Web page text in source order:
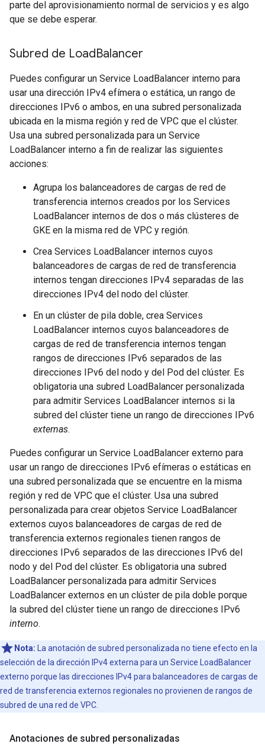
parte del aprovisionamiento normal de servicios y es algo
que se debe esperar.
Subred de LoadBalancer
Puedes configurar un Service LoadBalancer interno para
usar una dirección IPv4 efímera o estática, un rango de
direcciones IPv6 o ambos, en una subred personalizada
ubicada en la misma región y red de VPC que el clúster.
Usa una subred personalizada para un Service
LoadBalancer interno a fin de realizar las siguientes
acciones:
Agrupa los balanceadores de cargas de red de
transferencia internos creados por los Services
LoadBalancer internos de dos o más clústeres de
GKE en la misma red de VPC y región.
Crea Services LoadBalancer internos cuyos
balanceadores de cargas de red de transferencia
internos tengan direcciones IPv4 separadas de las
direcciones IPv4 del nodo del clúster.
En un clúster de pila doble, crea Services
LoadBalancer internos cuyos balanceadores de
cargas de red de transferencia internos tengan
rangos de direcciones IPv6 separados de las
direcciones IPv6 del nodo y del Pod del clúster. Es
obligatoria una subred LoadBalancer personalizada
para admitir Services LoadBalancer internos si la
subred del clúster tiene un rango de direcciones IPv6
externas.
Puedes configurar un Service LoadBalancer externo para
usar un rango de direcciones IPv6 efímeras o estáticas en
una subred personalizada que se encuentre en la misma
región y red de VPC que el clúster. Usa una subred
personalizada para crear objetos Service LoadBalancer
externos cuyos balanceadores de cargas de red de
transferencia externos regionales tienen rangos de
direcciones IPv6 separados de las direcciones IPv6 del
nodo y del Pod del clúster. Es obligatoria una subred
LoadBalancer personalizada para admitir Services
LoadBalancer externos en un clúster de pila doble porque
la subred del clúster tiene un rango de direcciones IPv6
interno.
Nota: La anotación de subred personalizada no tiene efecto en la
selección de la dirección IPv4 externa para un Service LoadBalancer
externo porque las direcciones IPv4 para balanceadores de cargas de
red de transferencia externos regionales no provienen de rangos de
subred de una red de VPC.
Anotaciones de subred personalizadas